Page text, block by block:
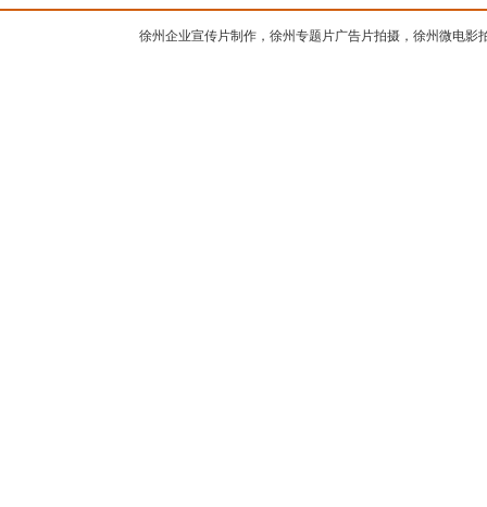
徐州企业宣传片制作，徐州专题片广告片拍摄，徐州微电